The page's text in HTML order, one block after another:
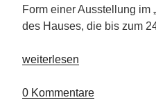
Form einer Ausstellung im
des Hauses, die bis zum
„Wald
Schlosshotel
weiterlesen
0 Kommentare